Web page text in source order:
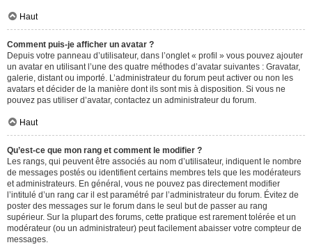
Haut
Comment puis-je afficher un avatar ?
Depuis votre panneau d’utilisateur, dans l’onglet « profil » vous pouvez ajouter
un avatar en utilisant l’une des quatre méthodes d’avatar suivantes : Gravatar,
galerie, distant ou importé. L’administrateur du forum peut activer ou non les
avatars et décider de la manière dont ils sont mis à disposition. Si vous ne
pouvez pas utiliser d’avatar, contactez un administrateur du forum.
Haut
Qu’est-ce que mon rang et comment le modifier ?
Les rangs, qui peuvent être associés au nom d’utilisateur, indiquent le nombre
de messages postés ou identifient certains membres tels que les modérateurs
et administrateurs. En général, vous ne pouvez pas directement modifier
l’intitulé d’un rang car il est paramétré par l’administrateur du forum. Évitez de
poster des messages sur le forum dans le seul but de passer au rang
supérieur. Sur la plupart des forums, cette pratique est rarement tolérée et un
modérateur (ou un administrateur) peut facilement abaisser votre compteur de
messages.